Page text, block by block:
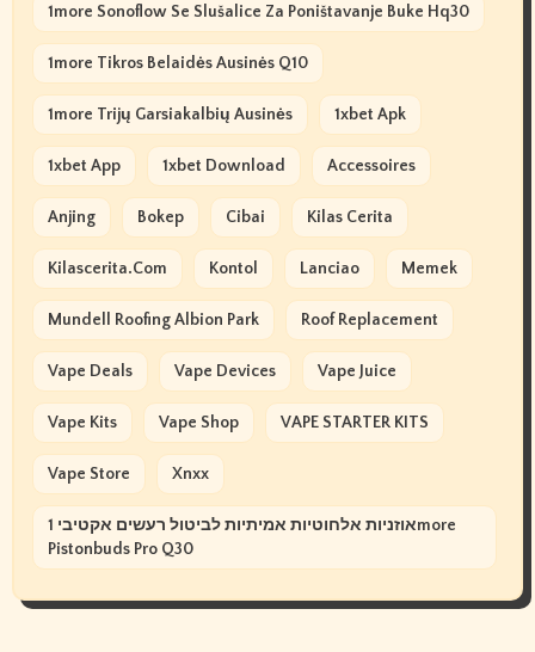
1more Sonoflow Se Slušalice Za Poništavanje Buke Hq30
1more Tikros Belaidės Ausinės Q10
1more Trijų Garsiakalbių Ausinės 1xbet Apk
1xbet App 1xbet Download Accessoires
Anjing Bokep Cibai Kilas Cerita
Kilascerita.com Kontol Lanciao Memek
Mundell Roofing Albion Park Roof Replacement
Vape Deals Vape Devices Vape Juice
Vape Kits Vape Shop VAPE STARTER KITS
Vape Store Xnxx
אוזניות אלחוטיות אמיתיות לביטול רעשים אקטיבי 1more
Pistonbuds Pro Q30